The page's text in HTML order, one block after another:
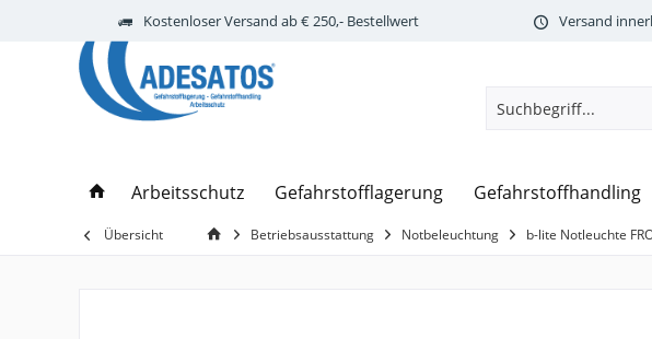
Kostenloser Versand ab € 250,- Bestellwert Versand
Arbeitsschutz Gefahrstofflagerung Gefahrstoffhandling
Übersicht Betriebsausstattung Notbeleuchtung b-lite Notleuchte